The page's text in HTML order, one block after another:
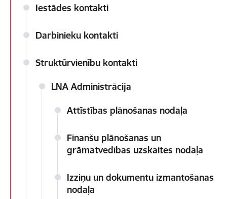
Iestādes kontakti
Darbinieku kontakti
Struktūrvienību kontakti
LNA Administrācija
Attīstības plānošanas nodaļa
Finanšu plānošanas un
grāmatvedības uzskaites nodaļa
Izziņu un dokumentu izmantošanas
nodaļa